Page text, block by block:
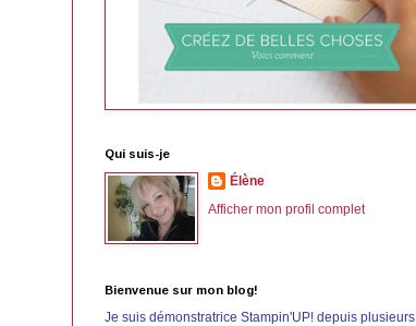
Qui suis-je
Élène
Afficher mon profil complet
Bienvenue sur mon blog!
Je suis démonstratrice Stampin'UP! depuis plusieurs